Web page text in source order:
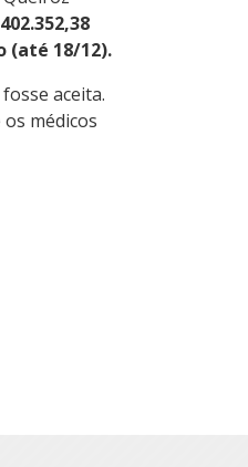
(até 18/12).
aceita.
médicos